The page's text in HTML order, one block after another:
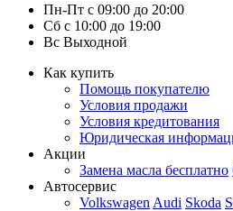
Пн-Пт с 09:00 до 20:00
Сб с 10:00 до 19:00
Вс Выходной
Как купить
Помощь покупателю
Условия продажи
Условия кредитования
Юридическая
Акции
Замена масла бесплатно
Автосервис
Volkswagen Audi Skoda